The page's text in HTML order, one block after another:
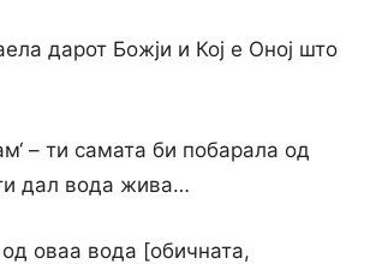
дарот Божји и Кој е Оној што
– ти самата би побарала од
дал вода жива…
оваа вода [обичната,